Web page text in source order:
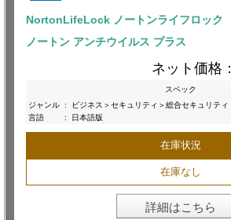
NortonLifeLock ノートンライフロック
ノートン アンチウイルス プラス
ネット価格：
スペック
ジャンル :
ビジネス＞セキュリティ＞総合セキュリティ
言語
: 日本語版
在庫状況
在庫なし
詳細はこちら